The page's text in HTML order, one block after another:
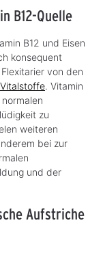
B12-Quelle
B12 und Eisen
konsequent
von den
Vitalstoffe. Vitamin
zu
weiteren
bei zur
und der
Aufstriche